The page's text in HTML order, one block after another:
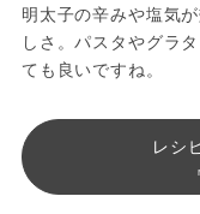
明太子の辛みや塩気
しさ。パスタやグラ
ても良いですね。
レシ